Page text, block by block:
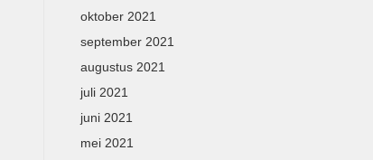
oktober 2021
september 2021
augustus 2021
juli 2021
juni 2021
mei 2021